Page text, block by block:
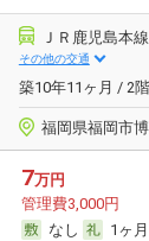
ＪＲ鹿児島本
その他の交通
築10年11ヶ月 / 2
福岡県福岡市
7万円
管理費3,000円
なし
1ヶ月